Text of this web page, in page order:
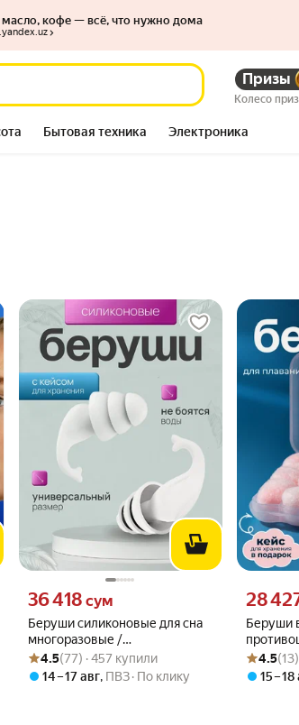
Призы
Колесо
Бытовая техника Электроника
кофе — всё, что нужно дома
Беруши силиконовые для сна
многоразовые /
противошумные для плавания
бассейна / от шума и храпа / с
кейсом для хранения / затычки
Цена 36418 сум вместо
36 418 сум
Рейтинг товара: 4.5 из 5
Оценок: (77) · 457 купили
4.5(77) · 457 купили
14 – 17 авг, ПВЗ По клику
Беруши
Цена
28
Рейтинг
Оценок:
4.5
15 – 18